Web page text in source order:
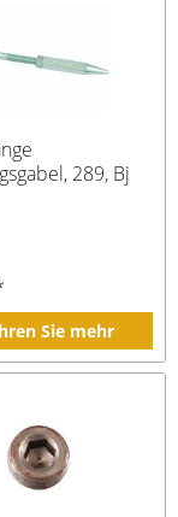
289, Bj
Sie mehr